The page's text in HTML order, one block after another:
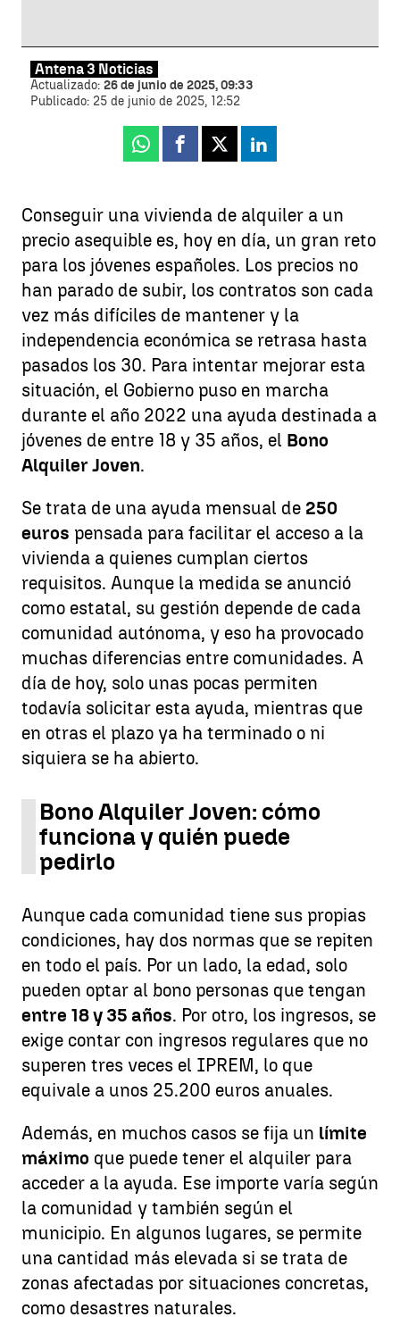
Antena 3 Noticias
Actualizado: 26 de junio de 2025, 09:33
Publicado: 25 de junio de 2025, 12:52
Whatsapp
Facebook
X Linkedin
Conseguir una vivienda de alquiler a un
precio asequible es, hoy en día, un gran reto
para los jóvenes españoles. Los precios no
han parado de subir, los contratos son cada
vez más difíciles de mantener y la
independencia económica se retrasa hasta
pasados los 30. Para intentar mejorar esta
situación, el Gobierno puso en marcha
durante el año 2022 una ayuda destinada a
jóvenes de entre 18 y 35 años, el Bono
Alquiler Joven.
Se trata de una ayuda mensual de 250
euros pensada para facilitar el acceso a la
vivienda a quienes cumplan ciertos
requisitos. Aunque la medida se anunció
como estatal, su gestión depende de cada
comunidad autónoma, y eso ha provocado
muchas diferencias entre comunidades. A
día de hoy, solo unas pocas permiten
todavía solicitar esta ayuda, mientras que
en otras el plazo ya ha terminado o ni
siquiera se ha abierto.
Bono Alquiler Joven: cómo
funciona y quién puede
pedirlo
Aunque cada comunidad tiene sus propias
condiciones, hay dos normas que se repiten
en todo el país. Por un lado, la edad, solo
pueden optar al bono personas que tengan
entre 18 y 35 años. Por otro, los ingresos, se
exige contar con ingresos regulares que no
superen tres veces el IPREM, lo que
equivale a unos 25.200 euros anuales.
Además, en muchos casos se fija un límite
máximo que puede tener el alquiler para
acceder a la ayuda. Ese importe varía según
la comunidad y también según el
municipio. En algunos lugares, se permite
una cantidad más elevada si se trata de
zonas afectadas por situaciones concretas,
como desastres naturales.